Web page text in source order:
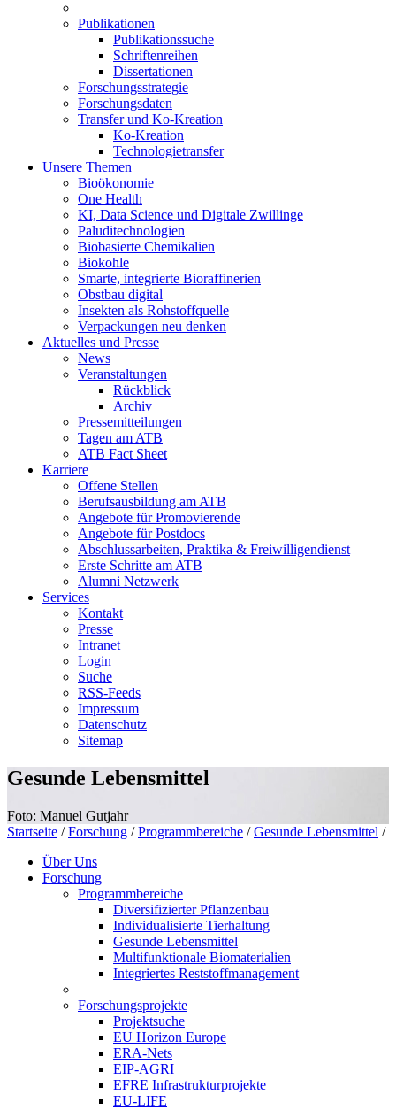
Publikationen
Publikationssuche
Schriftenreihen
Dissertationen
Forschungsstrategie
Forschungsdaten
Transfer und Ko-Kreation
Ko-Kreation
Technologietransfer
Unsere Themen
Bioökonomie
One Health
KI, Data Science und Digitale Zwillinge
Paluditechnologien
Biobasierte Chemikalien
Biokohle
Smarte, integrierte Bioraffinerien
Obstbau digital
Insekten als Rohstoffquelle
Verpackungen neu denken
Aktuelles und Presse
News
Veranstaltungen
Rückblick
Archiv
Pressemitteilungen
Tagen am ATB
ATB Fact Sheet
Karriere
Offene Stellen
Berufsausbildung am ATB
Angebote für Promovierende
Angebote für Postdocs
Abschlussarbeiten, Praktika & Freiwilligendienst
Erste Schritte am ATB
Alumni Netzwerk
Services
Kontakt
Presse
Intranet
Login
Suche
RSS-Feeds
Impressum
Datenschutz
Sitemap
Gesunde Lebensmittel
Foto: Manuel Gutjahr
Startseite / Forschung / Programmbereiche / Gesunde Lebensmittel /
Über Uns
Forschung
Programmbereiche
Diversifizierter Pflanzenbau
Individualisierte Tierhaltung
Gesunde Lebensmittel
Multifunktionale Biomaterialien
Integriertes Reststoffmanagement
Forschungsprojekte
Projektsuche
EU Horizon Europe
ERA-Nets
EIP-AGRI
EFRE Infrastrukturprojekte
EU-LIFE